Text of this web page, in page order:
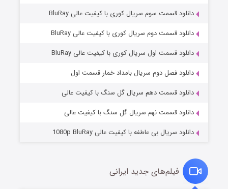
مردگان متحرک: شهر مرده ۳
قسمت۲ (زیرنویس) منتشر شد
دانلود قسمت سوم سریال کوری با کیفیت عالی BluRay
دانلود قسمت دوم سریال کوری با کیفیت عالی BluRay
دانلود قسمت اول سریال کوری با کیفیت عالی BluRay
دانلود فصل دوم سریال بامداد خمار قسمت اول
دانلود قسمت دهم سریال گل سنگ با کیفیت عالی
دانلود قسمت نهم سریال گل سنگ با کیفیت عالی
دانلود سریال بی عاطفه با کیفیت عالی 1080p BluRay
فیلم‌های جدید ایرانی